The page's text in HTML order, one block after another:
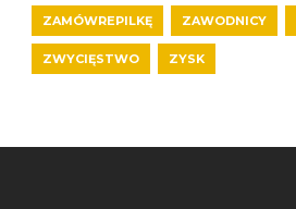
ZAMÓWREPILKĘ ZAWODNICY
ZWYCIĘSTWO ZYSK